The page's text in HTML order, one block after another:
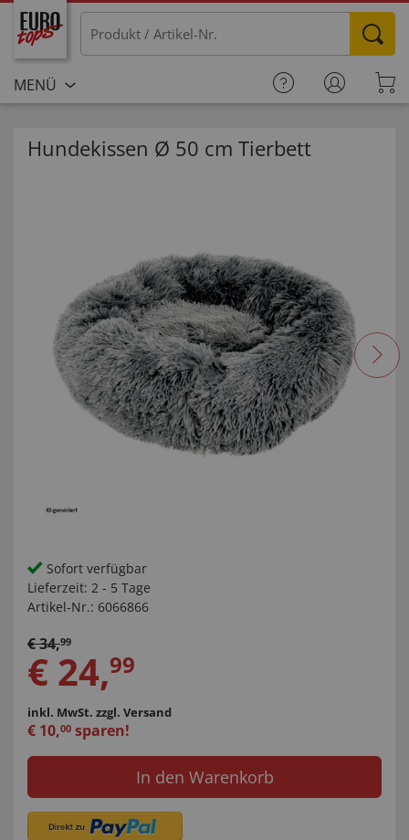
MENÜ
Hundekissen Ø 50 cm Tierbett
Sofort verfügbar
Lieferzeit: 2 - 5 Tage
Artikel-Nr.: 6066866
€34,99
€ 24,99
inkl. MwSt. zzgl. Versand
€ 10,00 sparen!
In den Warenkorb